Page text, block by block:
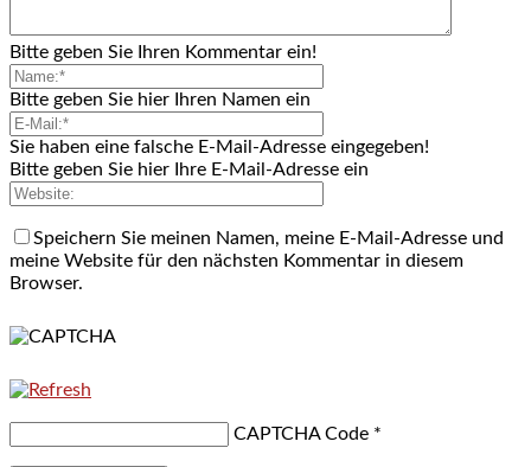
Bitte geben Sie Ihren Kommentar ein!
Bitte geben Sie hier Ihren Namen ein
Sie haben eine falsche E-Mail-Adresse eingegeben!
Bitte geben Sie hier Ihre E-Mail-Adresse ein
Speichern Sie meinen Namen, meine E-Mail-Adresse und
meine Website für den nächsten Kommentar in diesem
Browser.
CAPTCHA Code *